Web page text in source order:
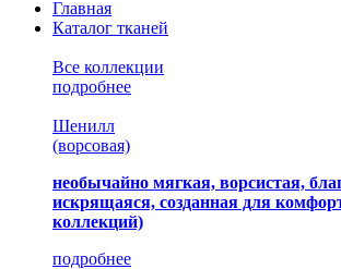
Главная
Каталог тканей
Все коллекции
подробнее
Шенилл
(ворсовая)
необычайно мягкая, ворсистая,
искрящаяся, созданная для
коллекций)
подробнее